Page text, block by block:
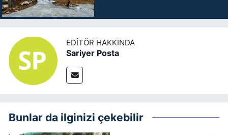
EDITÖR HAKKINDA
Sariyer Posta
Bunlar da ilginizi çekebilir